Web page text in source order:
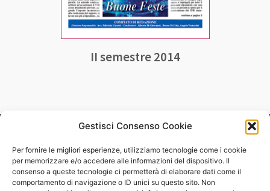
Gestisci Consenso Cookie
Per fornire le migliori esperienze, utilizziamo tecnologie come i cookie
per memorizzare e/o accedere alle informazioni del dispositivo. Il
consenso a queste tecnologie ci permetterà di elaborare dati come il
comportamento di navigazione o ID unici su questo sito. Non
II semestre 2014
"Fiorenzo Casella"